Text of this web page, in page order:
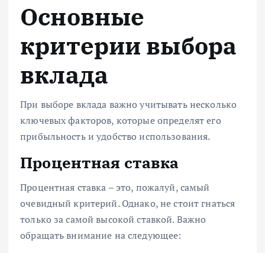
Основные
критерии выбора
вклада
При выборе вклада важно учитывать несколько
ключевых факторов, которые определят его
прибыльность и удобство использования.
Процентная ставка
Процентная ставка – это, пожалуй, самый
очевидный критерий. Однако, не стоит гнаться
только за самой высокой ставкой. Важно
обращать внимание на следующее: